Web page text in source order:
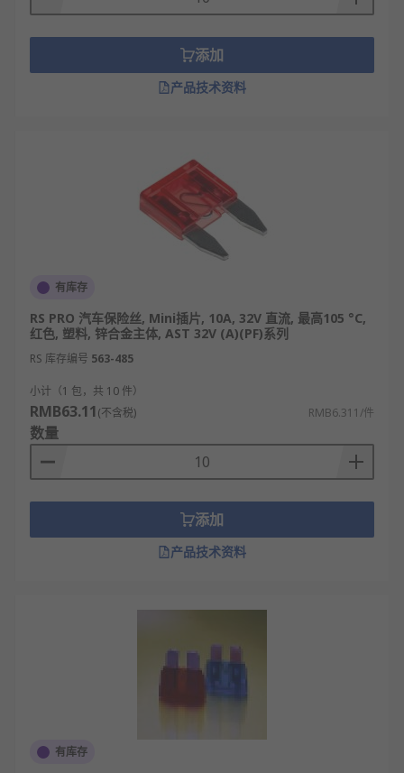
添加
产品技术资料
有库存
RS PRO 汽车保险丝, Mini插片, 10A, 32V 直流, 最高105 °C,
红色, 塑料, 锌合金主体, AST 32V (A)(PF)系列
RS 库存编号 563-485
小计（1 包，共 10 件）
RMB63.11(不含税) RMB6.311/件
数量
添加
产品技术资料
有库存